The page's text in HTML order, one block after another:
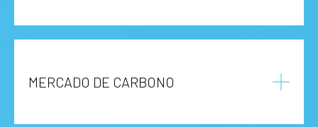
MERCADO DE CARBONO